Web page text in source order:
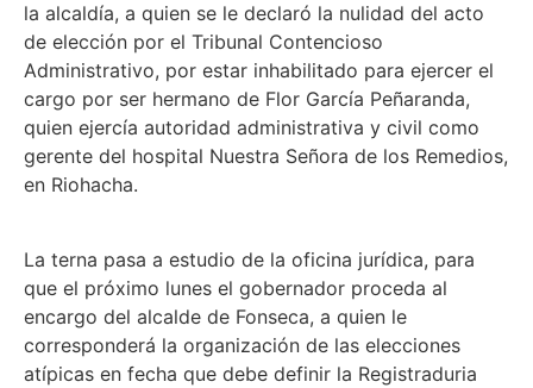
la alcaldía, a quien se le declaró la nulidad del acto
de elección por el Tribunal Contencioso
Administrativo, por estar inhabilitado para ejercer el
cargo por ser hermano de Flor García Peñaranda,
quien ejercía autoridad administrativa y civil como
gerente del hospital Nuestra Señora de los Remedios,
en Riohacha.
La terna pasa a estudio de la oficina jurídica, para
que el próximo lunes el gobernador proceda al
encargo del alcalde de Fonseca, a quien le
corresponderá la organización de las elecciones
atípicas en fecha que debe definir la Registraduria